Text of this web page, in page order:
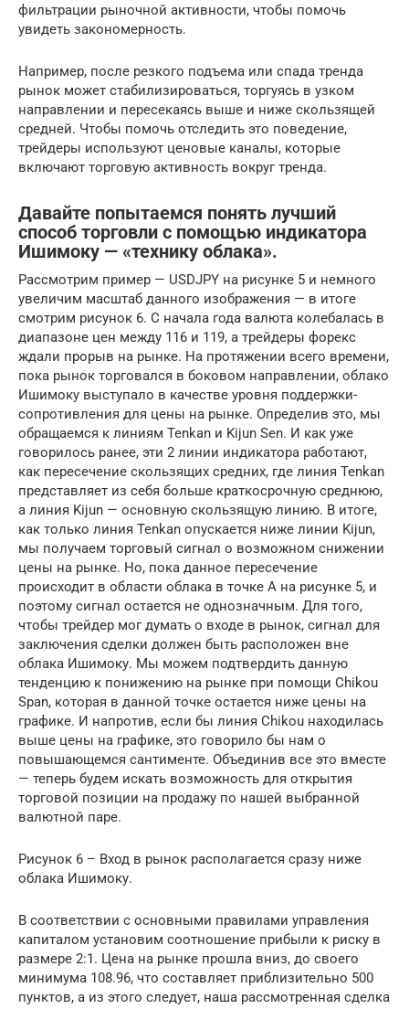
фильтрации рыночной активности, чтобы помочь
увидеть закономерность.
Например, после резкого подъема или спада тренда
рынок может стабилизироваться, торгуясь в узком
направлении и пересекаясь выше и ниже скользящей
средней. Чтобы помочь отследить это поведение,
трейдеры используют ценовые каналы, которые
включают торговую активность вокруг тренда.
Давайте попытаемся понять лучший
способ торговли с помощью индикатора
Ишимоку — «технику облака».
Рассмотрим пример — USDJPY на рисунке 5 и немного
увеличим масштаб данного изображения — в итоге
смотрим рисунок 6. С начала года валюта колебалась в
диапазоне цен между 116 и 119, а трейдеры форекс
ждали прорыв на рынке. На протяжении всего времени,
пока рынок торговался в боковом направлении, облако
Ишимоку выступало в качестве уровня поддержки-
сопротивления для цены на рынке. Определив это, мы
обращаемся к линиям Tenkan и Kijun Sen. И как уже
говорилось ранее, эти 2 линии индикатора работают,
как пересечение скользящих средних, где линия Tenkan
представляет из себя больше краткосрочную среднюю,
а линия Kijun — основную скользящую линию. В итоге,
как только линия Tenkan опускается ниже линии Kijun,
мы получаем торговый сигнал о возможном снижении
цены на рынке. Но, пока данное пересечение
происходит в области облака в точке А на рисунке 5, и
поэтому сигнал остается не однозначным. Для того,
чтобы трейдер мог думать о входе в рынок, сигнал для
заключения сделки должен быть расположен вне
облака Ишимоку. Мы можем подтвердить данную
тенденцию к понижению на рынке при помощи Chikou
Span, которая в данной точке остается ниже цены на
графике. И напротив, если бы линия Chikou находилась
выше цены на графике, это говорило бы нам о
повышающемся сантименте. Объединив все это вместе
— теперь будем искать возможность для открытия
торговой позиции на продажу по нашей выбранной
валютной паре.
Рисунок 6 – Вход в рынок располагается сразу ниже
облака Ишимоку.
В соответствии с основными правилами управления
капиталом установим соотношение прибыли к риску в
размере 2:1. Цена на рынке прошла вниз, до своего
минимума 108.96, что составляет приблизительно 500
пунктов, а из этого следует, наша рассмотренная сделка